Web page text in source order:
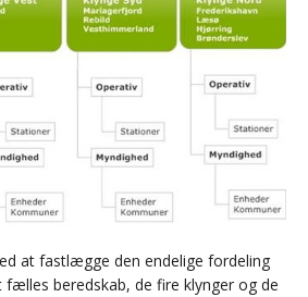
at fastlægge den endelige fordeling
beredskab, de fire klynger og de